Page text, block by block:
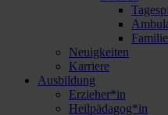
Neuigkeiten
Karriere
Ausbildung
Erzieher*in
Heilpädagog*in